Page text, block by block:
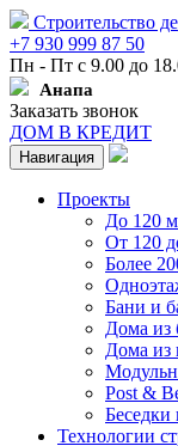
Строительство
+7 930 999 87 50
Пн - Пт с 9.00 до
Анапа
Заказать звонок
ДОМ В КРЕДИТ
Навигация
Проекты
До 120
От 120
Более
Бани и
Дома из
Дома из
Post &
Беседки
Технологии